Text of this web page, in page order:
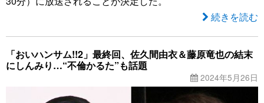
続きを読む
「おいハンサム!!2」最終回、佐久間由衣＆藤原竜也の結末
にしんみり…“不倫かるた”も話題
2024年5月26日